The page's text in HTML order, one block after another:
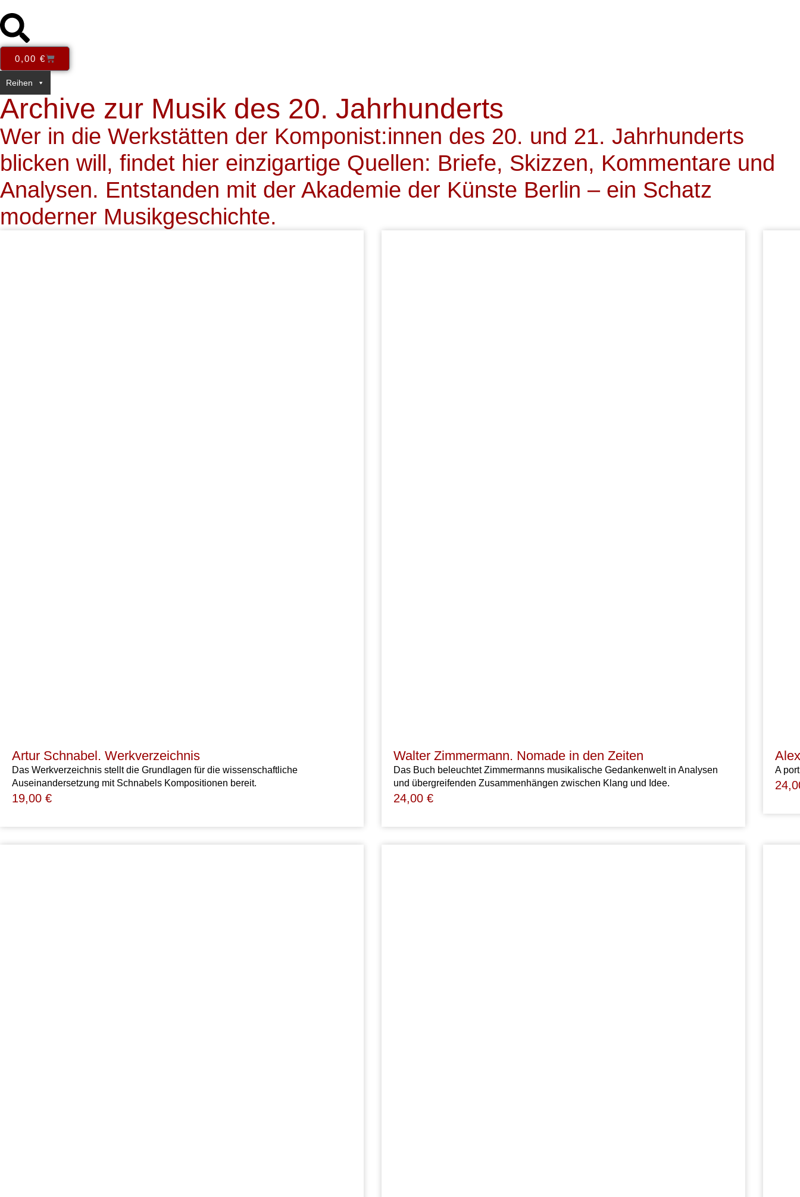
0,00 €
Reihen
Archive zur Musik des 20. Jahrhunderts
Wer in die Werkstätten der Komponist:innen des 20. und 21. Jahrhunderts
blicken will, findet hier einzigartige Quellen: Briefe, Skizzen, Kommentare und
Analysen. Entstanden mit der Akademie der Künste Berlin – ein Schatz
moderner Musikgeschichte.
Artur Schnabel. Werkverzeichnis
Das Werkverzeichnis stellt die Grundlagen für die wissenschaftliche
Auseinandersetzung mit Schnabels Kompositionen bereit.
19,00 €
Walter Zimmermann. Nomade in den Zeiten
Das Buch beleuchtet Zimmermanns musikalische Gedankenwelt in Analysen
und übergreifenden Zusammenhängen zwischen Klang und Idee.
24,00 €
A